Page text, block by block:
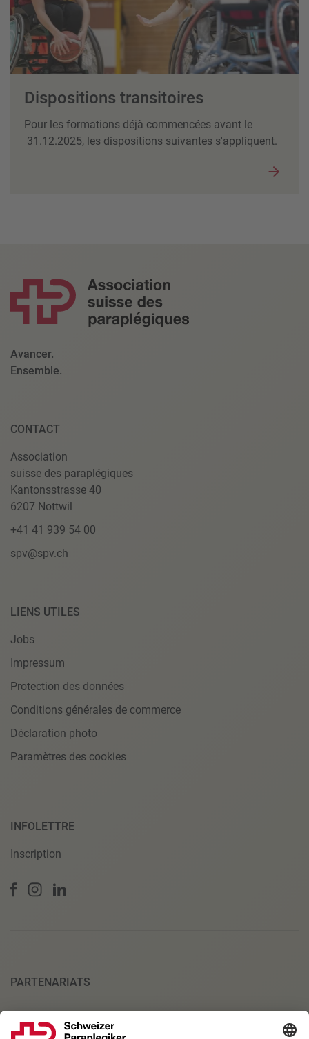
Dispositions transitoires
Pour les formations déjà commencées avant le
31.12.2025, les dispositions suivantes s'appliquent.
Avancer.
Ensemble.
CONTACT
Association
suisse des paraplégiques
Kantonsstrasse 40
6207 Nottwil
+41 41 939 54 00
spv@spv.ch
LIENS UTILES
Jobs
Impressum
Protection des données
Conditions générales de commerce
Déclaration photo
Paramètres des cookies
INFOLETTRE
Inscription
PARTENARIATS